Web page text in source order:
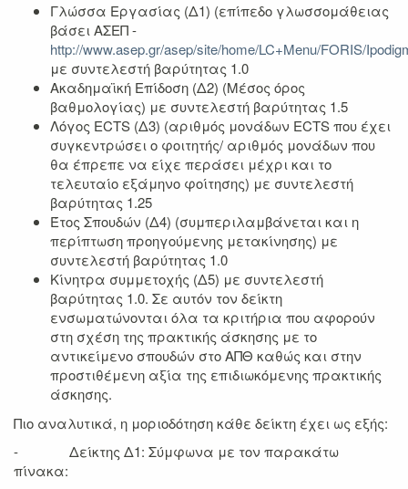
Γλώσσα Εργασίας (Δ1) (επίπεδο γλωσσομάθειας
βάσει ΑΣΕΠ -
http://www.asep.gr/asep/site/home/LC+Menu/FORIS/
με συντελεστή βαρύτητας 1.0
Ακαδημαϊκή Επίδοση (Δ2) (Μέσος όρος
βαθμολογίας) με συντελεστή βαρύτητας 1.5
Λόγος ECTS (Δ3) (αριθμός μονάδων ECTS που έχει
συγκεντρώσει ο φοιτητής/ αριθμός μονάδων που
θα έπρεπε να είχε περάσει μέχρι και το
τελευταίο εξάμηνο φοίτησης) με συντελεστή
βαρύτητας 1.25
Έτος Σπουδών (Δ4) (συμπεριλαμβάνεται και η
περίπτωση προηγούμενης μετακίνησης) με
συντελεστή βαρύτητας 1.0
Κίνητρα συμμετοχής (Δ5) με συντελεστή
βαρύτητας 1.0. Σε αυτόν τον δείκτη
ενσωματώνονται όλα τα κριτήρια που αφορούν
στη σχέση της πρακτικής άσκησης με το
αντικείμενο σπουδών στο ΑΠΘ καθώς και στην
προστιθέμενη αξία της επιδιωκόμενης πρακτικής
άσκησης.
Πιο αναλυτικά, η μοριοδότηση κάθε δείκτη έχει ως εξής:
- Δείκτης Δ1: Σύμφωνα με τον παρακάτω
πίνακα: